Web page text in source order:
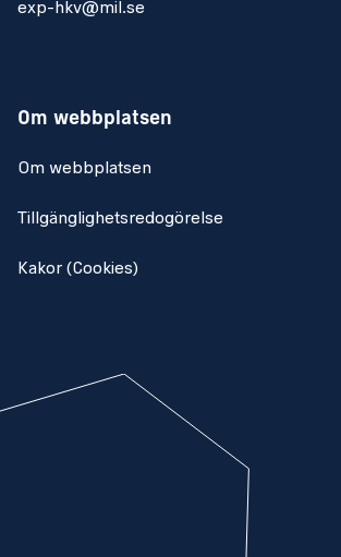
exp-hkv@mil.se
Om webbplatsen
Om webbplatsen
Tillgänglighetsredogörelse
Kakor (Cookies)